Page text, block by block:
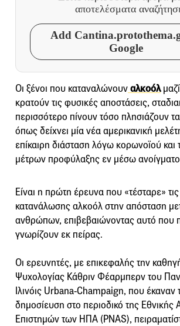
αποτελέσματα
Add
Google
Οι ξένοι που καταναλώνουναλκοόλ
κρατούν τις φυσικές αποστάσεις,
περισσότερο πίνουν τόσο πλησιάζουν
όπως δείχνει μία νέα αμερικανική
επίκαιρη διάσταση λόγω κορωνοϊού
μέτρων προφύλαξης εν μέσω
Είναι η πρώτη έρευνα που «τέσταρε»
κατανάλωσης αλκοόλ στην απόσταση
ανθρώπων, επιβεβαιώνοντας αυτό που
γνωρίζουν εκ πείρας.
Οι ερευνητές, με επικεφαλής την
Ψυχολογίας Κάθριν Φέαρμπερν του
Ιλινόις Urbana-Champaign, που έκαναν
δημοσίευση στο περιοδικό της Εθνικής
Επιστημών των ΗΠΑ (PNAS),